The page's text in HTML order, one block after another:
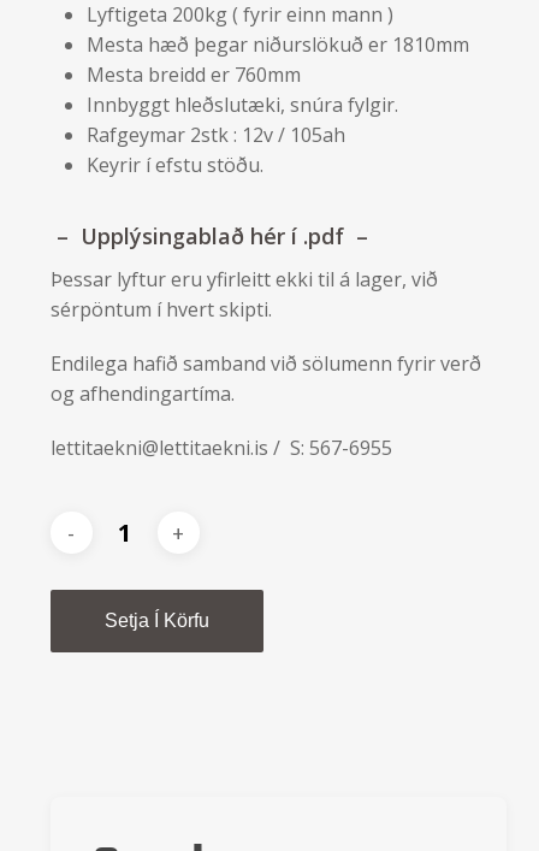
Lyftigeta 200kg ( fyrir einn mann )
Mesta hæð þegar niðurslökuð er 1810mm
Mesta breidd er 760mm
Innbyggt hleðslutæki, snúra fylgir.
Rafgeymar 2stk : 12v / 105ah
Keyrir í efstu stöðu.
– Upplýsingablað hér í .pdf –
Þessar lyftur eru yfirleitt ekki til á lager, við
sérpöntum í hvert skipti.
Endilega hafið samband við sölumenn fyrir verð
og afhendingartíma.
lettitaekni@lettitaekni.is / S: 567-6955
Setja Í Körfu